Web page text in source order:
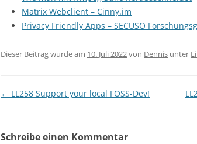
Matrix Webclient – Cinny.im
Privacy Friendly Apps – SECUSO
Dieser Beitrag wurde am 10. Juli 2022von Dennis unter
Beitragsnavigation
← LL258 Support your local FOSS-Dev!
Schreibe einen Kommentar